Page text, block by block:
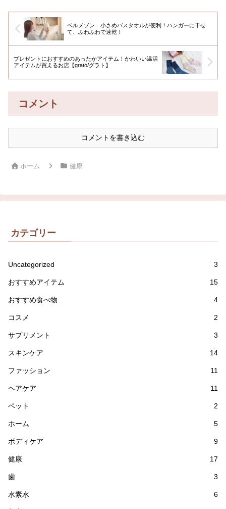
ベルメゾン 小さめバスタオルが便利！ハンガーに干せ
て、ふわふわで速乾！
プレゼントにおすすめのあったかアイテム！かわいい温活
アイテムが買えるお店【grato/グラト】
コメント
コメントを書き込む
ホーム 健康
カテゴリー
Uncategorized 3
おすすめアイテム 15
おすすめ食べ物 4
コスメ 2
サプリメント 3
スキンケア 14
ファッション 11
ヘアケア 11
ペット 2
ホーム 5
ボディケア 9
健康 17
歯 3
水素水 6